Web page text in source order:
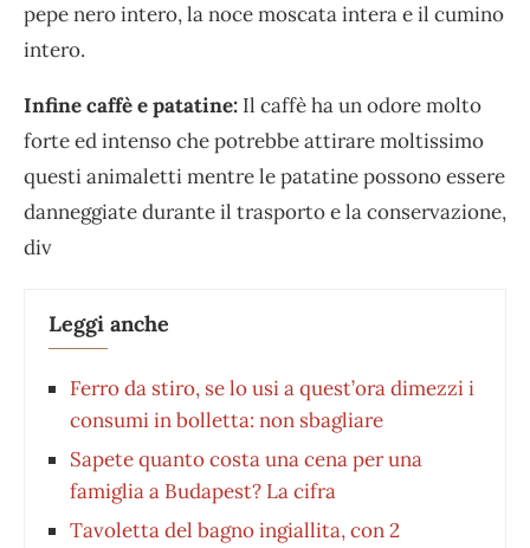
pepe nero intero, la noce moscata intera e il cumino
intero.
Infine caffè e patatine: Il caffè ha un odore molto
forte ed intenso che potrebbe attirare moltissimo
questi animaletti mentre le patatine possono essere
danneggiate durante il trasporto e la conservazione,
div
Leggi anche
Ferro da stiro, se lo usi a quest’ora dimezzi i
consumi in bolletta: non sbagliare
Sapete quanto costa una cena per una
famiglia a Budapest? La cifra
Tavoletta del bagno ingiallita, con 2